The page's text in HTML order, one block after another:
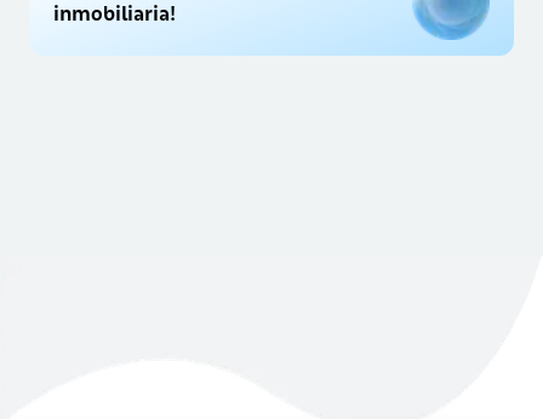
inmobiliaria!